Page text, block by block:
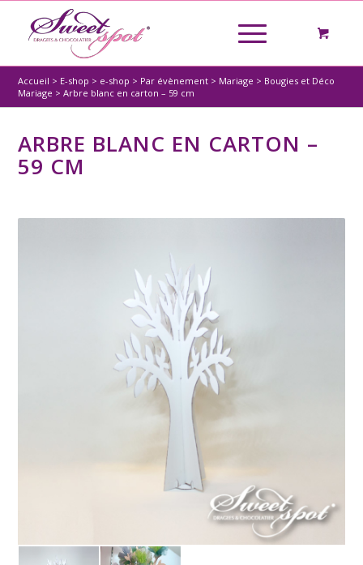
Accueil > E-shop > e-shop > Par évènement > Mariage > Bougies et Déco
Mariage >Arbre blanc en carton – 59 cm
ARBRE BLANC EN CARTON –
59 CM